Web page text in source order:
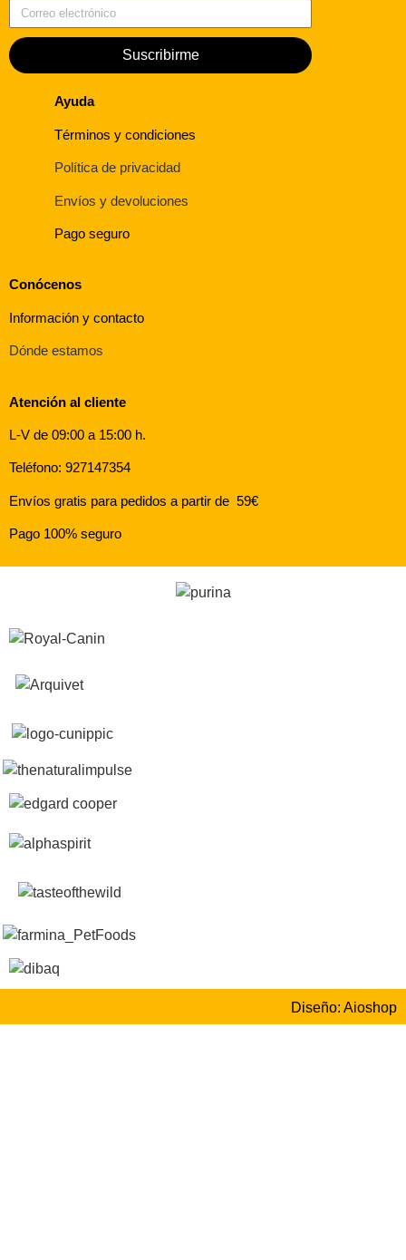
Suscribirme
Ayuda
Términos y condiciones
Política de privacidad
Envíos y devoluciones
Pago seguro
Conócenos
Información y contacto
Dónde estamos
Atención al cliente
L-V de 09:00 a 15:00 h.
Teléfono: 927147354
Envíos gratis para pedidos a partir de 59€
Pago 100% seguro
Diseño: Aioshop